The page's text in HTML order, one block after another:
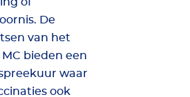
De
van het
MC bieden een
waar
ook